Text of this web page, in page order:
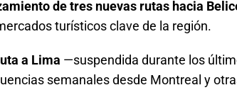
de tres nuevas rutas hacia
turísticos clave de la región.
a Lima —suspendida durante los
semanales desde Montreal y